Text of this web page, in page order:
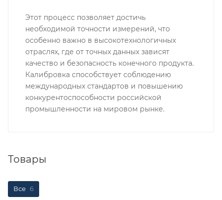
Этот процесс позволяет достичь
необходимой точности измерений, что
особенно важно в высокотехнологичных
отраслях, где от точных данных зависят
качество и безопасность конечного продукта.
Калибровка способствует соблюдению
международных стандартов и повышению
конкурентоспособности российской
промышленности на мировом рынке.
Товары
Все 6